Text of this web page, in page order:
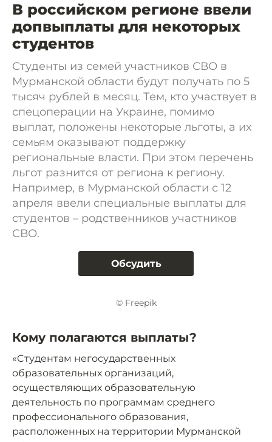
В российском регионе ввели
допвыплаты для некоторых
студентов
Студенты из семей участников СВО в
Мурманской области будут получать по 5
тысяч рублей в месяц. Тем, кто участвует в
спецоперации на Украине, помимо
выплат, положены некоторые льготы, а их
семьям оказывают поддержку
региональные власти. При этом перечень
льгот разнится от региона к региону.
Например, в Мурманской области с 12
апреля ввели специальные выплаты для
студентов – родственников участников
СВО.
Обсудить
© Freepik
Кому полагаются выплаты?
«Cтудентам негосударственных
образовательных организаций,
осуществляющих образовательную
деятельность по программам среднего
профессионального образования,
расположенных на территории Мурманской